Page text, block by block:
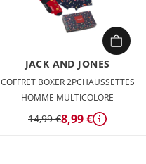
JACK AND JONES
COFFRET BOXER 2PCHAUSSETTES
HOMME MULTICOLORE
14,99 €8,99 € Détails